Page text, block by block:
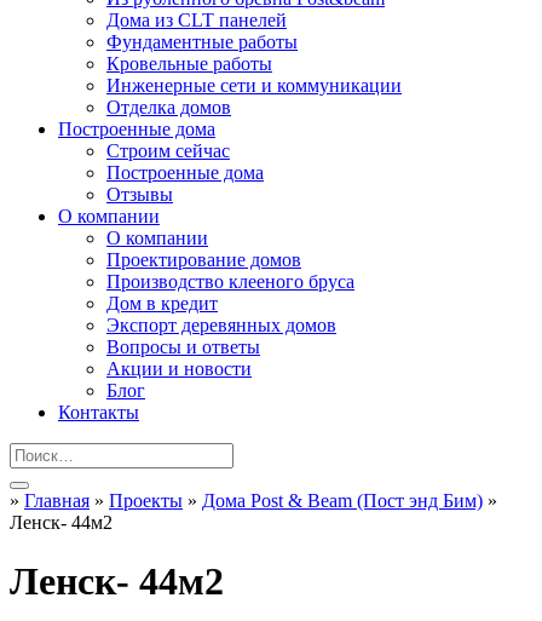
Дома из CLT панелей
Фундаментные работы
Кровельные работы
Инженерные сети и коммуникации
Отделка домов
Построенные дома
Строим сейчас
Построенные дома
Отзывы
О компании
О компании
Проектирование домов
Производство клееного бруса
Дом в кредит
Экспорт деревянных домов
Вопросы и ответы
Акции и новости
Блог
Контакты
» Главная » Проекты » Дома Post & Beam (Пост энд Бим) »
Ленск- 44м2
Ленск- 44м2